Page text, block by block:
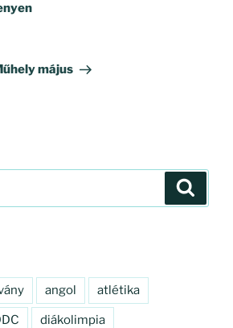
május
angol atlétika
diákolimpia